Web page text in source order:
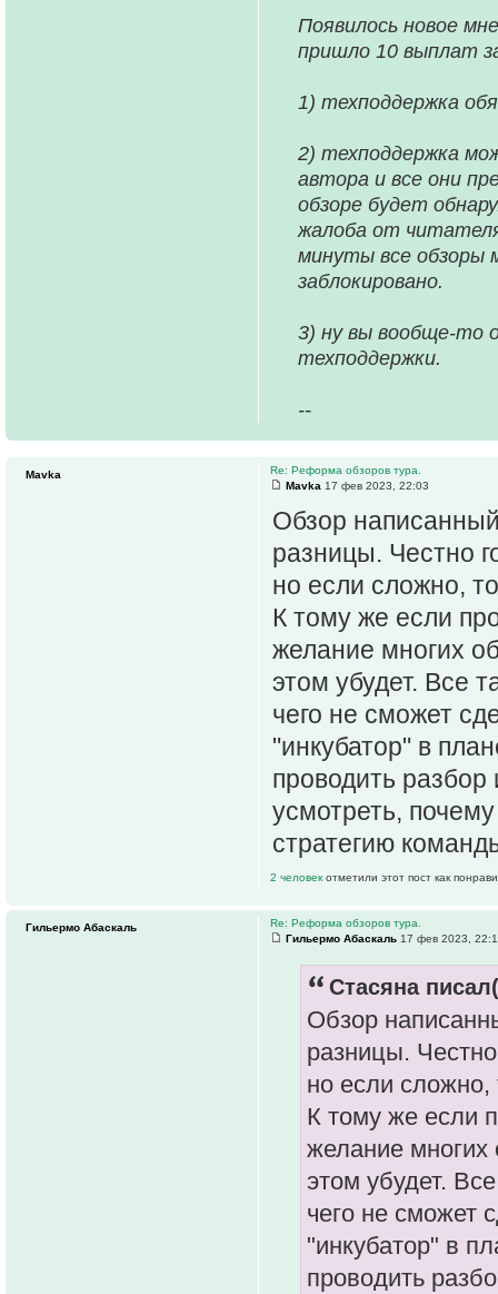
Появилось новое
пришло 10 выплат
1) техподдержка
2) техподдержка
автора и все они
обзоре будет
жалоба от
минуты все обзоры
заблокировано.
3) ну вы вообще-то
техподдержки.
--
Re: Реформа обзоров тура.
Mavka 17 фев 2023, 22:03
Обзор
разницы. Честно
но если сложно,
К тому же если
желание многих
этом убудет. Все
чего не сможет
"инкубатор" в
проводить
усмотреть,
стратегию
2 человек отметили этот пост как
Mavka
Re: Реформа обзоров тура.
Гильермо Абаскаль 17 фев 2023,
Стасяна
Обзор
разницы.
но если сложно,
К тому же если
желание многих
этом убудет.
чего не сможет
"инкубатор" в
проводить
Гильермо Абаскаль